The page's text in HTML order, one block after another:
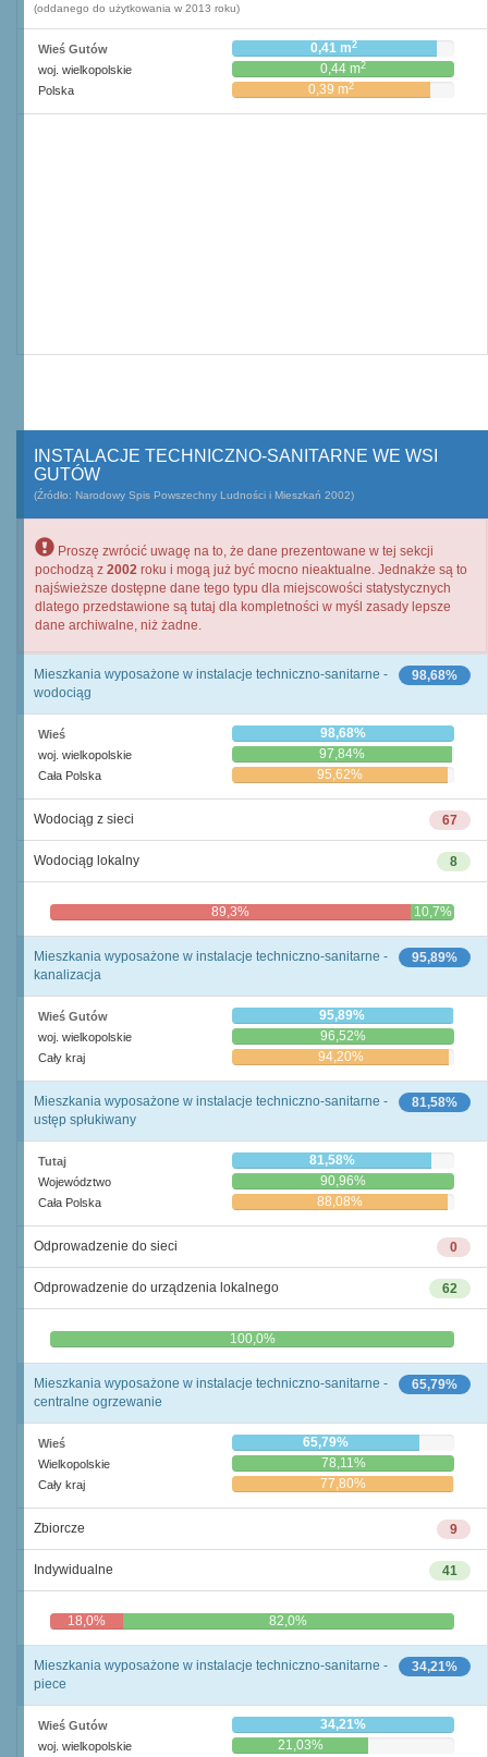
(oddanego do użytkowania w 2013 roku)
Wieś Gutów 0,41 m2
woj. wielkopolskie 0,44 m2
Polska 0,39 m2
INSTALACJE TECHNICZNO-SANITARNE WE WSI
GUTÓW
(Źródło: Narodowy Spis Powszechny Ludności i Mieszkań 2002)
Proszę zwrócić uwagę na to, że dane prezentowane w tej sekcji
pochodzą z 2002 roku i mogą już być mocno nieaktualne. Jednakże są to
najświeższe dostępne dane tego typu dla miejscowości statystycznych
dlatego przedstawione są tutaj dla kompletności w myśl zasady lepsze
dane archiwalne, niż żadne.
98,68%
Mieszkania wyposażone w instalacje techniczno-sanitarne -
wodociąg
Wieś 98,68%
woj. wielkopolskie 97,84%
Cała Polska 95,62%
67
Wodociąg z sieci
8
Wodociąg lokalny
89,3% 10,7%
95,89%
Mieszkania wyposażone w instalacje techniczno-sanitarne -
kanalizacja
Wieś Gutów 95,89%
woj. wielkopolskie 96,52%
Cały kraj 94,20%
81,58%
Mieszkania wyposażone w instalacje techniczno-sanitarne -
ustęp spłukiwany
Tutaj 81,58%
Województwo 90,96%
Cała Polska 88,08%
0
Odprowadzenie do sieci
62
Odprowadzenie do urządzenia lokalnego
0,0% 100,0%
65,79%
Mieszkania wyposażone w instalacje techniczno-sanitarne -
centralne ogrzewanie
Wieś 65,79%
Wielkopolskie 78,11%
Cały kraj 77,80%
9
Zbiorcze
41
Indywidualne
18,0% 82,0%
34,21%
Mieszkania wyposażone w instalacje techniczno-sanitarne -
piece
Wieś Gutów 34,21%
woj. wielkopolskie 21,03%